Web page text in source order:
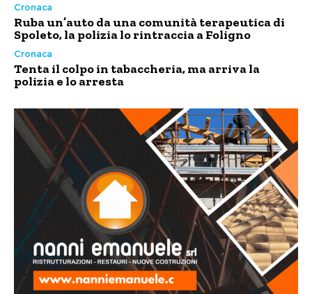
Cronaca
Ruba un’auto da una comunità terapeutica di
Spoleto, la polizia lo rintraccia a Foligno
Cronaca
Tenta il colpo in tabaccheria, ma arriva la
polizia e lo arresta